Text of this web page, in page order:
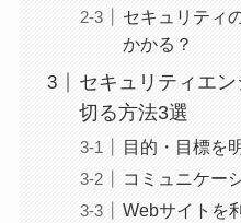
セキュリティ
かかる？
セキュリティエ
切る方法3選
目的・目標を
コミュニケー
Webサイトを